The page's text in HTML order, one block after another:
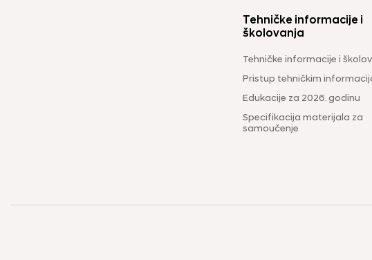
Tehničke informacije i
školovanja
Tehničke informacije i
Pristup tehničkim
Edukacije za 2026. godinu
Specifikacija materijala za
samoučenje